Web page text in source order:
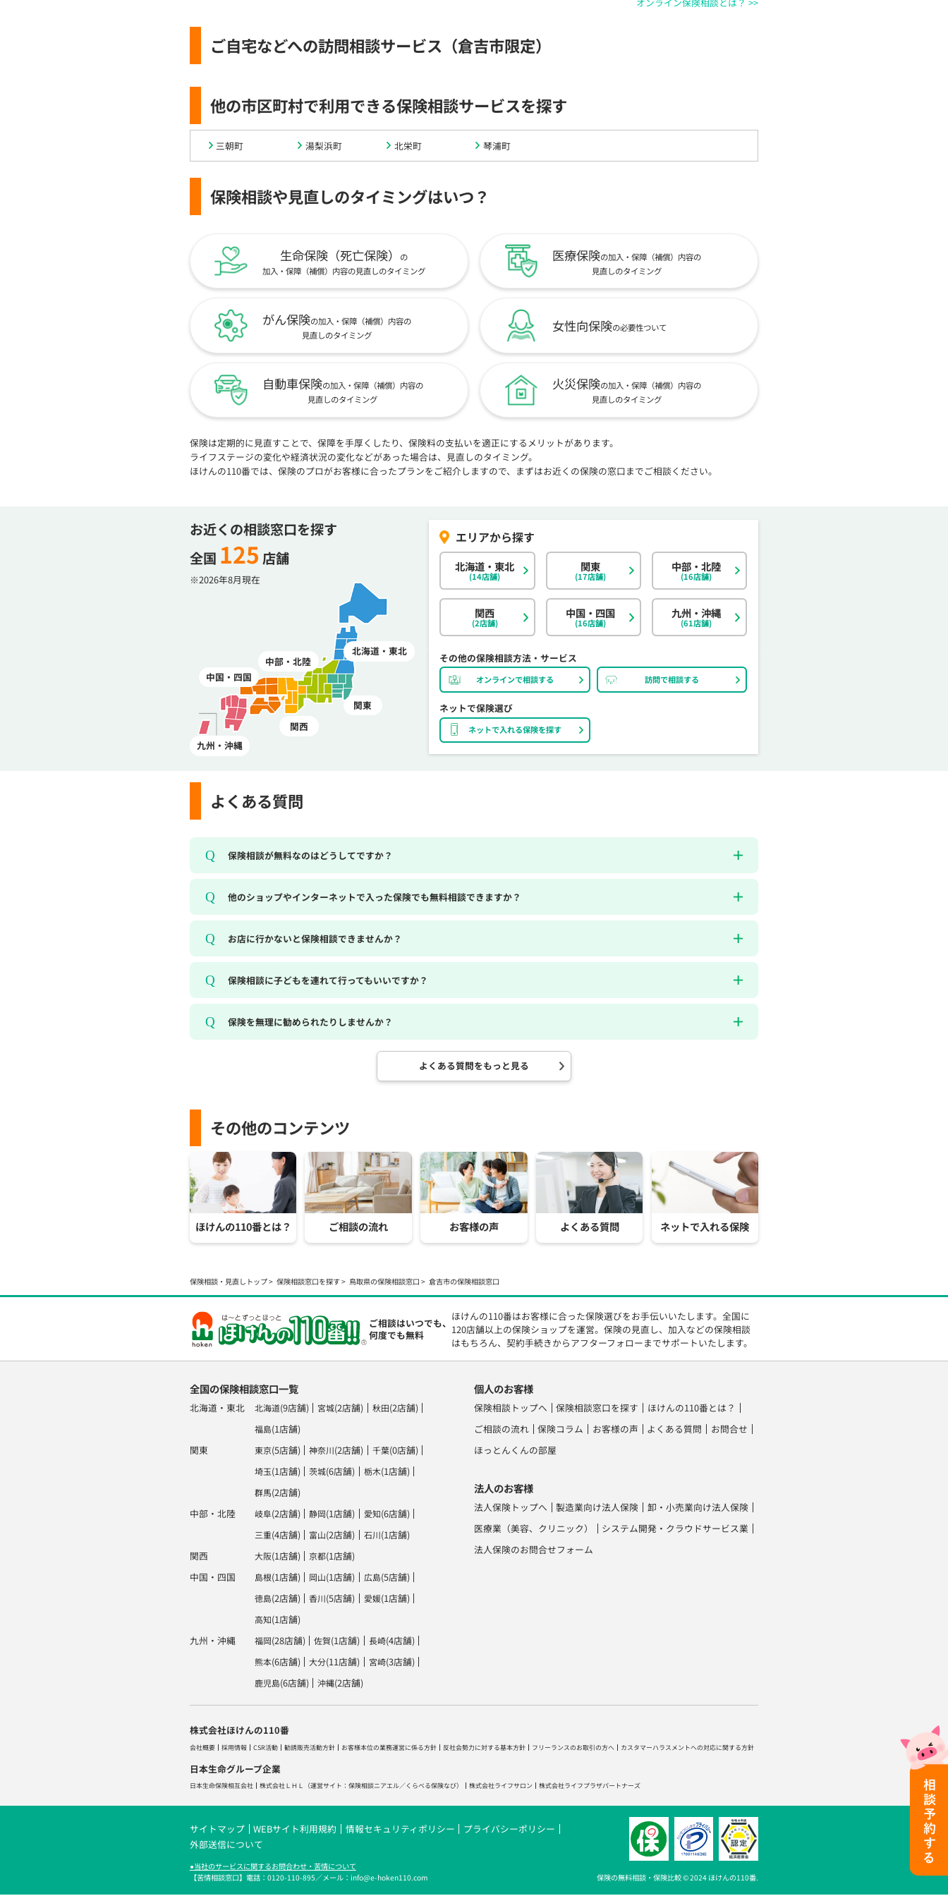
ご自宅などへの訪問相談サービス（倉吉市限定）
他の市区町村で利用できる保険相談サービスを探す
三朝町 湯梨浜町 北栄町 琴浦町
保険相談や見直しのタイミングはいつ？
生命保険（死亡保険）
の
加入・保障（補償）内容の見直しのタイミング
医療保険の加入・保障（補償）内容の
見直しのタイミング
がん保険の加入・保障（補償）内容の
見直しのタイミング
女性向保険の必要性ついて
自動車保険の加入・保障（補償）内容の
見直しのタイミング
火災保険の加入・保障（補償）内容の
見直しのタイミング
保険は定期的に見直すことで、保障を手厚くしたり、保険料の支払いを適正にするメリットがあります。
ライフステージの変化や経済状況の変化などがあった場合は、見直しのタイミング。
ほけんの110番では、保険のプロがお客様に合ったプランをご紹介しますので、まずはお近くの保険の窓口までご相談ください。
その他の保険相談方法・サービス
オンラインで相談する 訪問で相談する
ネットで保険選び
ネットで入れる保険を探す
お近くの相談窓口を探す
全国 125 店舗
北海道・東北
関東
中部・北陸
関西
中国・四国
九州・沖縄
北海道・東北
(14店舗)
関東
(17店舗)
中部・北陸
(16店舗)
関西
(2店舗)
中国・四国
(16店舗)
九州・沖縄
(61店舗)
※2026年8月現在
よくある質問
保険相談が無料なのはどうしてですか？
他のショップやインターネットで入った保険でも無料相談できますか？
お店に行かないと保険相談できませんか？
保険相談に子どもを連れて行ってもいいですか？
保険を無理に勧められたりしませんか？
よくある質問をもっと見る
その他のコンテンツ
ほけんの110番とは？ ご相談の流れ お客様の声 よくある質問 ネットで入れる保険
保険相談・見直しトップ 保険相談窓口を探す 鳥取県の保険相談窓口 倉吉市の保険相談窓口
ご相談はいつでも、
何度でも無料
ほけんの110番はお客様に合った保険選びをお手伝いいたします。全国に
120店舗以上の保険ショップを運営。保険の見直し、加入などの保険相談
はもちろん、契約手続きからアフターフォローまでサポートいたします。
全国の保険相談窓口一覧
北海道・東北 北海道(9店舗) 宮城(2店舗) 秋田(2店舗)
福島(1店舗)
関東
東京(5店舗) 神奈川(2店舗) 千葉(0店舗)
埼玉(1店舗) 茨城(6店舗) 栃木(1店舗)
群馬(2店舗)
中部・北陸
岐阜(2店舗) 静岡(1店舗) 愛知(6店舗)
三重(4店舗) 富山(2店舗) 石川(1店舗)
関西
大阪(1店舗) 京都(1店舗)
中国・四国
島根(1店舗) 岡山(1店舗) 広島(5店舗)
徳島(2店舗) 香川(5店舗) 愛媛(1店舗)
高知(1店舗)
九州・沖縄
福岡(28店舗) 佐賀(1店舗) 長崎(4店舗)
熊本(6店舗) 大分(11店舗) 宮崎(3店舗)
鹿児島(6店舗) 沖縄(2店舗)
個人のお客様
保険相談トップへ 保険相談窓口を探す
ほけんの110番とは？
ご相談の流れ
保険コラム お客様の声 よくある質問
お問合せ
ほっとんくんの部屋
法人のお客様
法人保険トップへ 製造業向け法人保険
卸・小売業向け法人保険
医療業（美容、クリニック）
システム開発・クラウドサービス業
法人保険のお問合せフォーム
株式会社ほけんの110番
会社概要 採用情報 CSR活動 勧誘販売活動方針 お客様本位の業務運営に係る方針 反社会勢力に対する基本方針 フリーランスのお取引の方へ カスタマーハラスメントへの対応に関する方針
日本生命グループ企業
日本生命保険相互会社 株式会社ＬＨＬ （運営サイト： 保険相談ニアエル／くらべる保険なび） 株式会社ライフサロン 株式会社ライフプラザパートナーズ
サイトマップ WEBサイト利用規約 情報セキュリティポリシー
プライバシーポリシー
外部送信について
●当社のサービスに関するお問合わせ・苦情について
【苦情相談窓口】電話：0120-110-895／メール：info@e-hoken110.com
保険の無料相談・保険比較 © 2024 ほけんの110番.